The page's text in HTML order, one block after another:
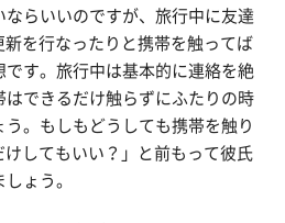
らいいのですが、旅行中に友達
新を行なったりと携帯を触ってば
す。旅行中は基本的に連絡を絶
はできるだけ触らずにふたりの時
。もしもどうしても携帯を触り
けしてもいい？」と前もって彼氏
ょう。